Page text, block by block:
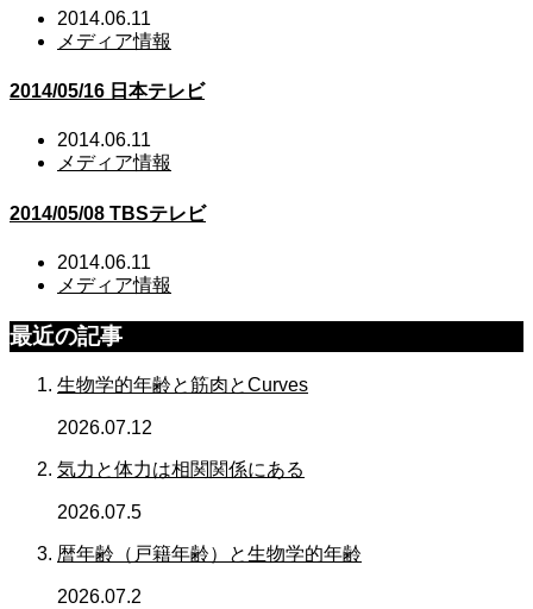
2014.06.11
メディア情報
2014/05/16 日本テレビ
2014.06.11
メディア情報
2014/05/08 TBSテレビ
2014.06.11
メディア情報
最近の記事
生物学的年齢と筋肉とCurves
2026.07.12
気力と体力は相関関係にある
2026.07.5
暦年齢（戸籍年齢）と生物学的年齢
2026.07.2